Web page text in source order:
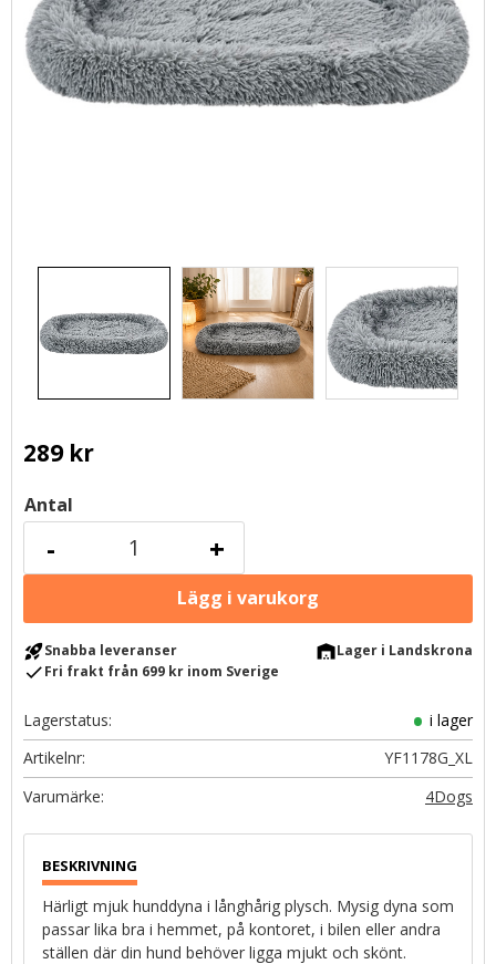
289kr
Antal
+
-
rocket_launchSnabba leveranser warehouseLager i Landskrona
checkFri frakt från 699 kr inom Sverige
Lagerstatus
i lager
Artikelnr
YF1178G_XL
4Dogs
Härligt mjuk hunddyna i långhårig plysch. Mysig dyna som
passar lika bra i hemmet, på kontoret, i bilen eller andra
ställen där din hund behöver ligga mjukt och skönt.